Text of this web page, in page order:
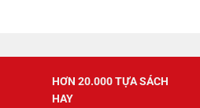
HƠN 20.000 TỰA SÁCH
HAY